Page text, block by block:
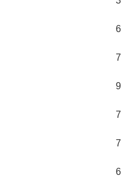
6
7
9
7
7
6